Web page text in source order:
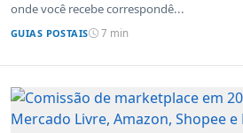
onde você recebe correspondê...
GUIAS POSTAIS 7 min